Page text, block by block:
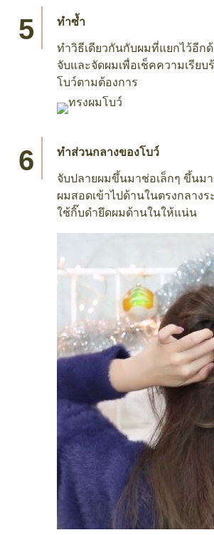
ทำซ้ำ
ทำวิธีเดียวกันกับผมที่แยกไว้อีก
จับและจัดผมเพื่อเช็คความเรีย
โบว์ตามต้องการ
ทำส่วนกลางของโบว์
จับปลายผมขึ้นมาช่อเล็กๆ ขึ้นม
ผมสอดเข้าไปด้านในตรงกลาง
ใช้กิ๊บดำยึดผมด้านในให้แน่น